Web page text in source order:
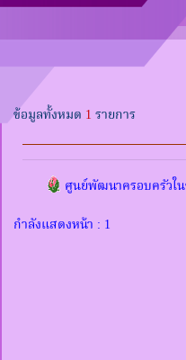
ข้อมูลทั้งหมด 1 รายการ
ศูนย์พัฒนาครอบครัวใ
กำลังแสดงหน้า : 1